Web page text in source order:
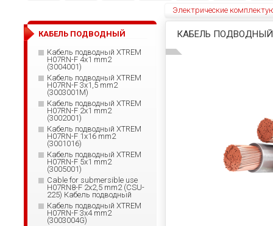
Электрические
КАБЕЛЬ ПОДВОДНЫЙ
КАБЕЛЬ ПОДВОДНЫЙ
Кабель подводный XTREM
H07RN-F 4x1 mm2
(3004001)
Кабель подводный XTREM
H07RN-F 3x1,5 mm2
(3003001М)
Кабель подводный XTREM
H07RN-F 2x1 mm2
(3002001)
Кабель подводный XTREM
H07RN-F 1x16 mm2
(3001016)
Кабель подводный XTREM
H07RN-F 5x1 mm2
(3005001)
Cable for submersible use
H07RN8-F 2x2,5 mm2 (CSU-
225) Кабель подводный
Кабель подводный XTREM
H07RN-F 3x4 mm2
(3003004G)